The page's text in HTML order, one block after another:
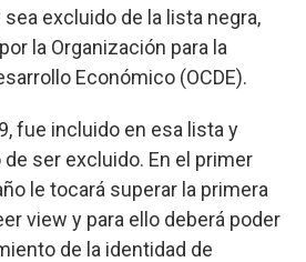
sea excluido de la lista negra,
la Organización para la
Económico (OCDE).
fue incluido en esa lista y
ser excluido. En el primer
le tocará superar la primera
view y para ello deberá poder
de la identidad de